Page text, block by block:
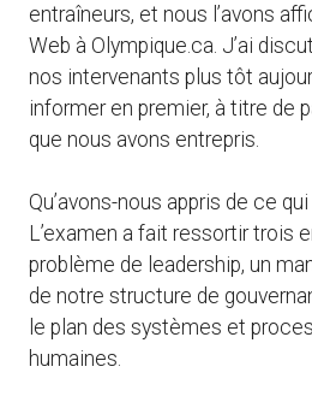
entraîneurs, et nous l’avons
Web à Olympique.ca. J’ai
nos intervenants plus tôt
informer en premier, à titre de
que nous avons entrepris.
Qu’avons-nous appris de ce
L’examen a fait ressortir trois
problème de leadership, un
de notre structure de
le plan des systèmes et
humaines.